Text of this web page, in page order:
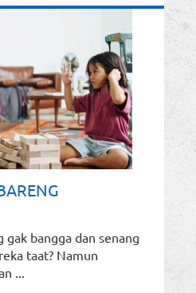
gak bangga dan senang
taat? Namun
...